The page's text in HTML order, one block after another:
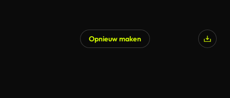
Opnieuw maken